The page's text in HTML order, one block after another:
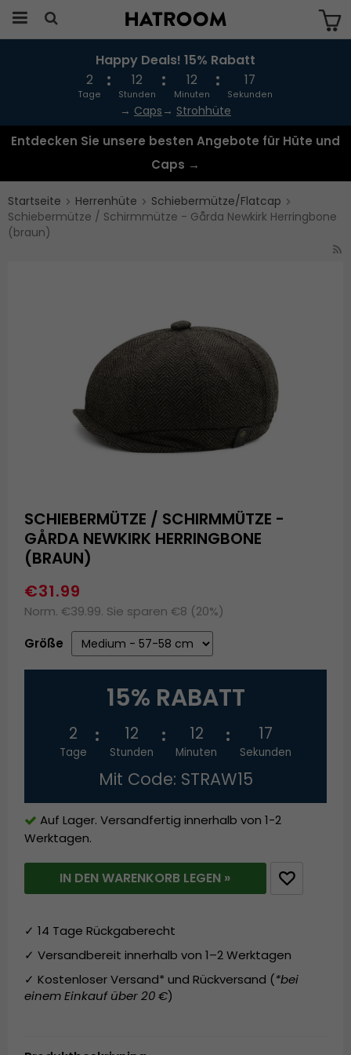
Das Produkt wurde in Ihren Warenkorb
gelegt
Happy Deals! 15% Rabatt
2
Tage
12
Stunden
12
Minuten
17
Sekunden
→ Caps → Strohhüte
Entdecken Sie unsere besten Angebote für Hüte und
Caps →
Startseite Herrenhüte
Schiebermütze/Flatcap
Schiebermütze / Schirmmütze - Gårda Newkirk Herringbone
(braun)
SCHIEBERMÜTZE / SCHIRMMÜTZE -
GÅRDA NEWKIRK HERRINGBONE
(BRAUN)
€31.99
Norm. €39.99. Sie sparen €8 (20%)
Größe
15% RABATT
2
Tage
12
Stunden
12
Minuten
17
Sekunden
Mit Code: STRAW15
Auf Lager. Versandfertig innerhalb von 1-2
Werktagen.
IN DEN WARENKORB LEGEN »
✓ 14 Tage Rückgaberecht
✓ Versandbereit innerhalb von 1–2 Werktagen
✓ Kostenloser Versand* und Rückversand (*bei
einem Einkauf über 20 €)